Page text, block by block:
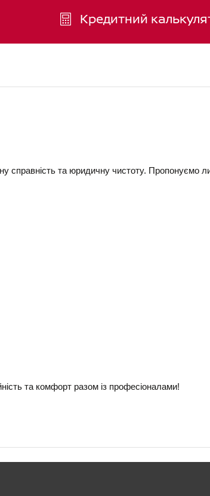
Кредитний
справність та юридичну чистоту. Пропонуємо
та комфорт разом із професіоналами!